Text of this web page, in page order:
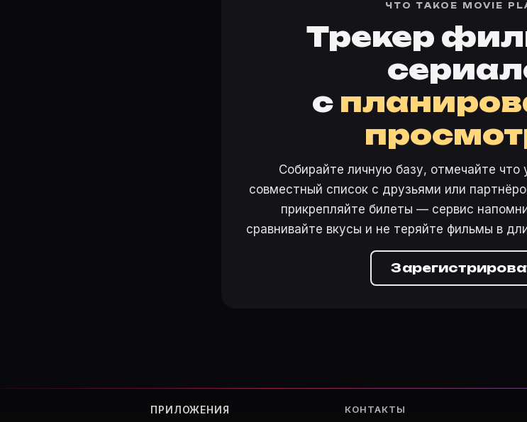
ЧТО ТАКОЕ MOVIE
Трекер
с
Собирайте личную базу, отмечайте
совместный список с друзьями или
прикрепляйте билеты — сервис
сравнивайте вкусы и не теряйте фильмы в
ПРИЛОЖЕНИЯ КОНТАКТЫ